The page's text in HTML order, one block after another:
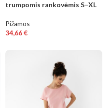
trumpomis rankovėmis S–XL
Pižamos
34,66€